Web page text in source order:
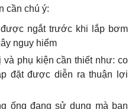
cần chú ý:
ngắt trước khi lắp bơm
nguy hiểm
và phụ kiện cần thiết như: co
đặt được diễn ra thuận lợi
ống đang sử dụng mà bạn